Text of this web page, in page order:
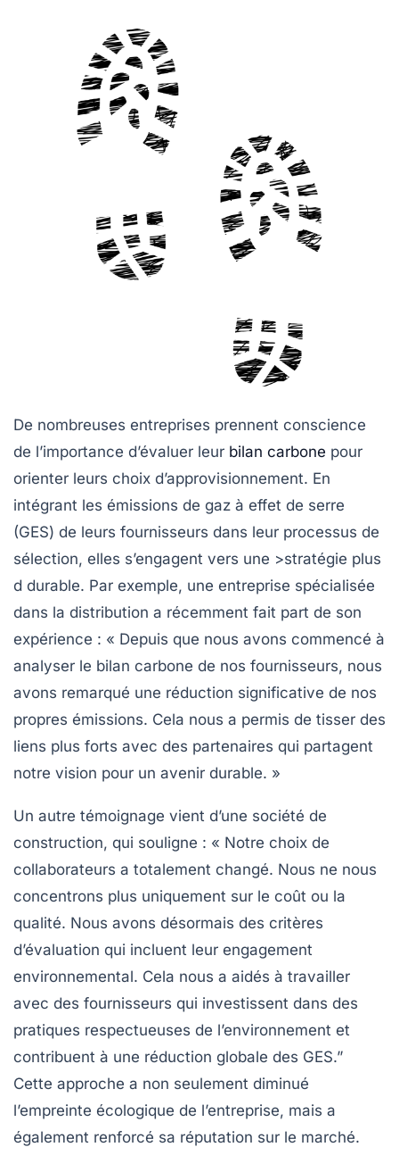
De nombreuses entreprises prennent conscience
de l’importance d’évaluer leur bilan carbone pour
orienter leurs choix d’approvisionnement. En
intégrant les émissions de gaz à effet de serre
(GES) de leurs fournisseurs dans leur processus de
sélection, elles s’engagent vers une >stratégie plus
d durable. Par exemple, une entreprise spécialisée
dans la distribution a récemment fait part de son
expérience : « Depuis que nous avons commencé à
analyser le bilan carbone de nos fournisseurs, nous
avons remarqué une réduction significative de nos
propres émissions. Cela nous a permis de tisser des
liens plus forts avec des partenaires qui partagent
notre vision pour un avenir durable. »
Un autre témoignage vient d’une société de
construction, qui souligne : « Notre choix de
collaborateurs a totalement changé. Nous ne nous
concentrons plus uniquement sur le coût ou la
qualité. Nous avons désormais des critères
d’évaluation qui incluent leur engagement
environnemental. Cela nous a aidés à travailler
avec des fournisseurs qui investissent dans des
pratiques respectueuses de l’environnement et
contribuent à une réduction globale des GES.”
Cette approche a non seulement diminué
l’empreinte écologique de l’entreprise, mais a
également renforcé sa réputation sur le marché.